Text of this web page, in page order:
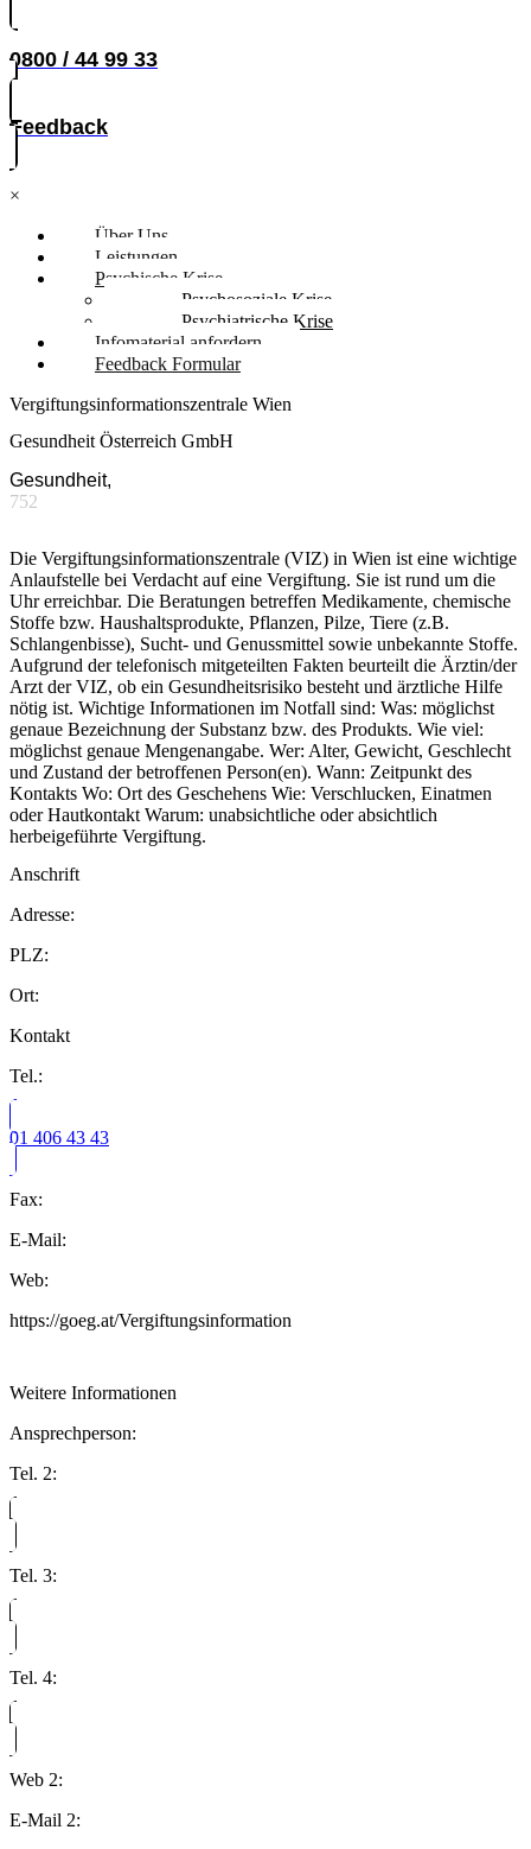
0800 / 44 99 33
Feedback
×
Über Uns
Leistungen
Psychische Krise
Psychosoziale Krise
Psychiatrische Krise
Infomaterial anfordern
Feedback Formular
Vergiftungsinformationszentrale Wien
Gesundheit Österreich GmbH
Gesundheit,
752
Die Vergiftungsinformationszentrale (VIZ) in Wien ist eine wichtige
Anlaufstelle bei Verdacht auf eine Vergiftung. Sie ist rund um die
Uhr erreichbar. Die Beratungen betreffen Medikamente, chemische
Stoffe bzw. Haushaltsprodukte, Pflanzen, Pilze, Tiere (z.B.
Schlangenbisse), Sucht- und Genussmittel sowie unbekannte Stoffe.
Aufgrund der telefonisch mitgeteilten Fakten beurteilt die Ärztin/der
Arzt der VIZ, ob ein Gesundheitsrisiko besteht und ärztliche Hilfe
nötig ist. Wichtige Informationen im Notfall sind: Was: möglichst
genaue Bezeichnung der Substanz bzw. des Produkts. Wie viel:
möglichst genaue Mengenangabe. Wer: Alter, Gewicht, Geschlecht
und Zustand der betroffenen Person(en). Wann: Zeitpunkt des
Kontakts Wo: Ort des Geschehens Wie: Verschlucken, Einatmen
oder Hautkontakt Warum: unabsichtliche oder absichtlich
herbeigeführte Vergiftung.
Anschrift
Adresse:
PLZ:
Ort:
Kontakt
Tel.:
01 406 43 43
Fax:
E-Mail:
Web:
https://goeg.at/Vergiftungsinformation
Weitere Informationen
Ansprechperson:
Tel. 2:
Tel. 3:
Tel. 4:
Web 2:
E-Mail 2: